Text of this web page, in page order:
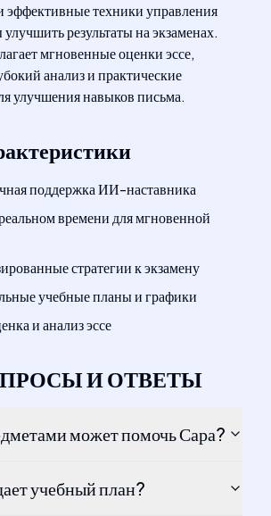
эффективные техники управления
результаты на экзаменах.
мгновенные оценки эссе,
анализ и практические
улучшения навыков письма.
поддержка ИИ-наставника
времени для мгновенной
стратегии к экзамену
учебные планы и графики
и анализ эссе
И ОТВЕТЫ
может помочь Сара?
учебный план?